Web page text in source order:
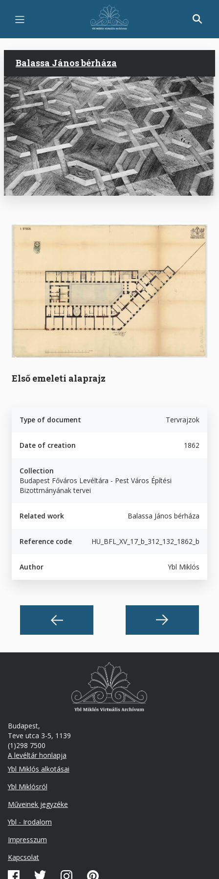
main
Balassa János bérháza
Első emeleti alaprajz
Type of document Tervrajzok
Date of creation 1862
Collection
Budapest Főváros Levéltára - Pest Város Építési
Bizottmányának tervei
Related work Balassa János bérháza
Reference code HU_BFL_XV_17_b_312_132_1862_b
Author Ybl Miklós
Budapest,
Teve utca 3-5, 1139
(1)298 7500
A levéltár honlapja
Footer
Ybl Miklós alkotásai
Ybl Miklósról
Műveinek jegyzéke
Ybl - Irodalom
Lábléc
másodlagos
Impresszum
Kapcsolat
Közösségi